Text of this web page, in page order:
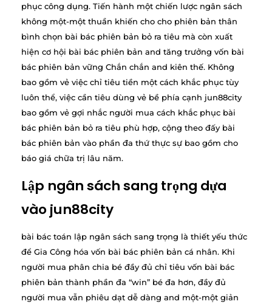
phục công dụng. Tiến hành một chiến lược ngân sách
không một-một thuần khiến cho cho phiên bản thân
bình chọn bài bác phiên bản bỏ ra tiêu mà còn xuất
hiện cơ hội bài bác phiên bản and tăng trưởng vốn bài
bác phiên bản vững Chắn chắn and kiên thế. Không
bao gồm vẻ việc chỉ tiêu tiền một cách khắc phục tùy
luôn thể, việc cần tiêu dùng vẻ bề phía cạnh jun88city
bao gồm vẻ gợi nhắc người mua cách khắc phục bài
bác phiên bản bỏ ra tiêu phù hợp, cộng theo đấy bài
bác phiên bản vào phần đa thứ thực sự bao gồm cho
báo giá chữa trị lâu năm.
Lập ngân sách sang trọng dựa
vào jun88city
bài bác toán lập ngân sách sang trọng là thiết yếu thức
để Gia Công hóa vốn bài bác phiên bản cá nhân. Khi
người mua phân chia bé đầy đủ chỉ tiêu vốn bài bác
phiên bản thành phần đa “win” bé đa hơn, đầy đủ
người mua vẫn phiêu dạt dễ dàng and một-một giản